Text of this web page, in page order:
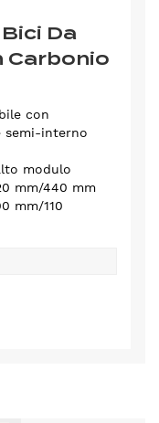
Da
Carbonio
con
semi-interno
modulo
mm/440 mm
mm/110